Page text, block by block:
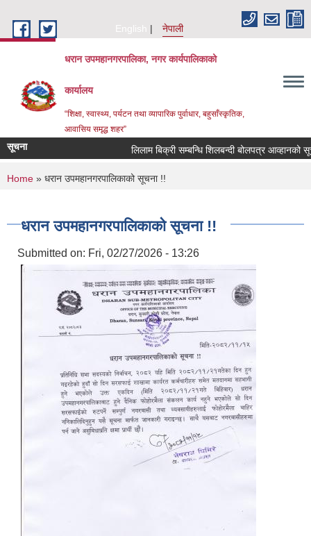
English
नेपाली
धरान उपमहानगरपालिका, नगर कार्यपालिकाको
कार्यालय
“शिक्षा, स्वास्थ्य, पर्यटन तथा व्यापारिक पुर्वाधार, बहुसाँस्कृतिक,
आवासिय समृद्ध शहर”
सूचना लिलाम बिक्री सम्बन्धि शिलबन्दी बोलपत्र
You are here
Home » धरान उपमहानगरपालिकाको सूचना !!
धरान उपमहानगरपालिकाको सूचना !!
Submitted on: Fri, 02/27/2026 - 13:26